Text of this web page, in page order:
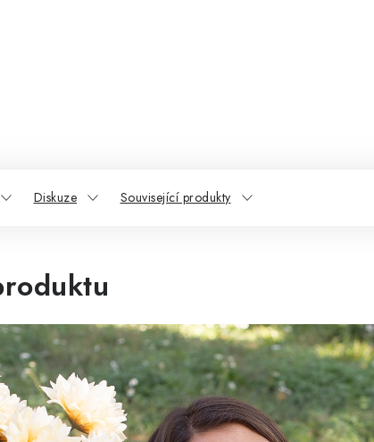
Diskuze Související produkty